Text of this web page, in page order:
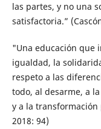
las partes, y no una
satisfactoria.”
"Una educación que
igualdad, la
respeto a las
todo, al desarme, a
y a la
2018: 94)